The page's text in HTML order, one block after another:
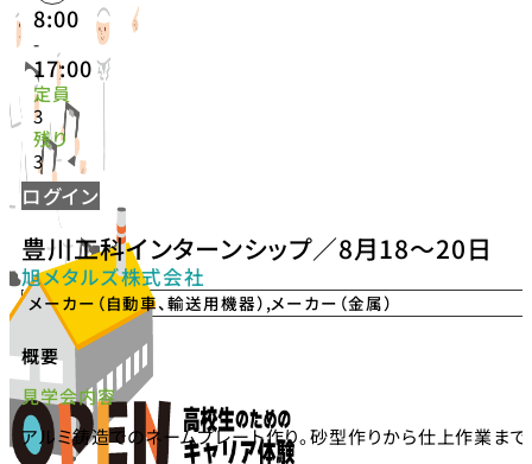
8:00
-
17:00
定員
3
残り
3
ログイン
豊川工科インターンシップ／8月18〜20日
旭メタルズ株式会社
メーカー（自動車、輸送用機器） ,メーカー（金属）
概要
見学会内容
アルミ鋳造でのネームプレート作り。砂型作りから仕上作業まで